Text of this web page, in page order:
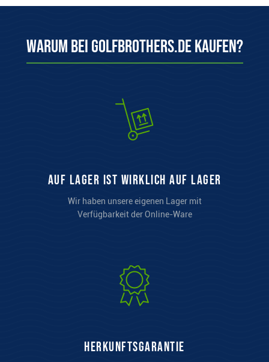
Warum bei Golfbrothers.de kaufen?
auf Lager ist wirklich auf Lager
Wir haben unsere eigenen Lager mit
Verfügbarkeit der Online-Ware
Herkunftsgarantie